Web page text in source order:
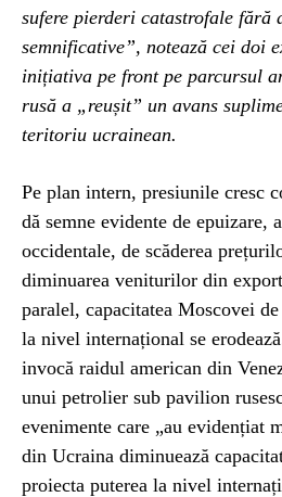
sufere pierderi catastrofale fără
semnificative”, notează cei doi
inițiativa pe front pe parcursul
rusă a „reușit” un avans
teritoriu ucrainean.
Pe plan intern, presiunile cresc
dă semne evidente de epuizare,
occidentale, de scăderea
diminuarea veniturilor din
paralel, capacitatea Moscovei
la nivel internațional se
invocă raidul american din
unui petrolier sub pavilion
evenimente care „au evidențiat
din Ucraina diminuează
proiecta puterea la nivel